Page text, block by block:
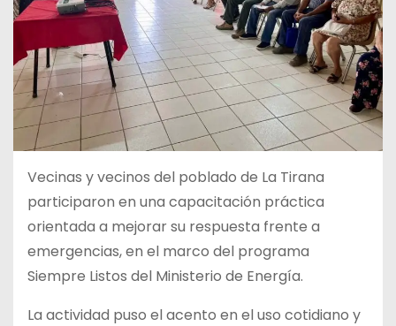
Vecinas y vecinos del poblado de La Tirana
participaron en una capacitación práctica
orientada a mejorar su respuesta frente a
emergencias, en el marco del programa
Siempre Listos del Ministerio de Energía.
La actividad puso el acento en el uso cotidiano y